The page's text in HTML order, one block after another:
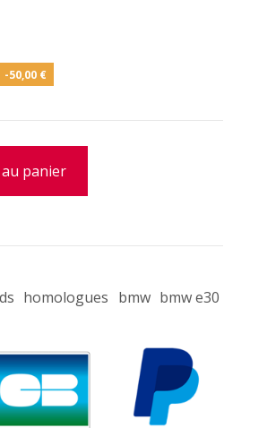
-50,00 €
panier
homologues bmw bmw e30